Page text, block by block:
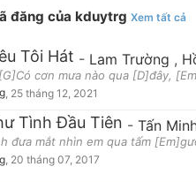
đăng của kduytrg Xem tất cả
Tôi Hát - Lam Trường ,
25 tháng 12, 2021
Tình Đầu Tiên - Tấn
, 20 tháng 07, 2017